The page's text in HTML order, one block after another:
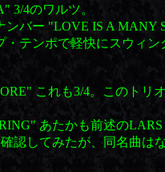
3/4のワルツ。
バー "LOVE IS A MANY
・テンポで軽快にスウィ
これも3/4。このトリ
あたかも前述のLARS
認してみたが、同名曲は